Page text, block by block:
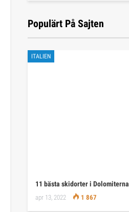
Populärt På Sajten
ITALIEN
11 bästa skidorter i Dolomiterna
apr 13, 2022 1 867